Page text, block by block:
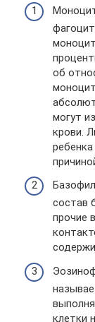
об
могут
крови.
состав
прочие
клетки